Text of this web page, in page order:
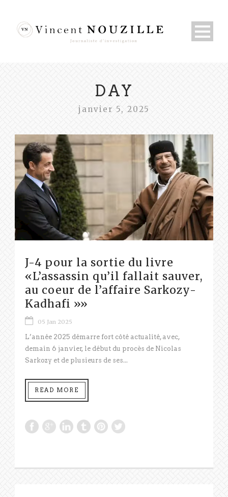
DAY
janvier 5, 2025
J-4 pour la sortie du livre
«L’assassin qu’il fallait sauver,
au coeur de l’affaire Sarkozy-
Kadhafi »»
05 Jan 2025
L’année 2025 démarre fort côté actualité, avec,
demain 6 janvier, le début du procès de Nicolas
Sarkozy et de plusieurs de ses...
READ MORE